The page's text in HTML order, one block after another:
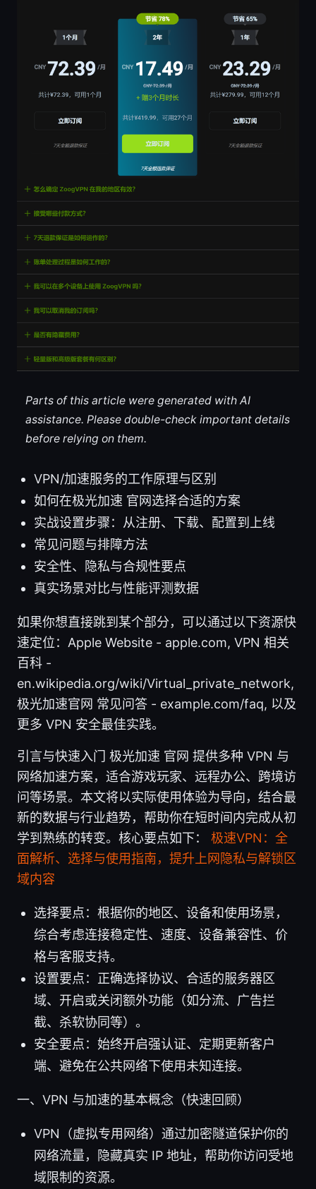
Parts of this article were generated with AI
assistance. Please double-check important details
before relying on them.
VPN/加速服务的工作原理与区别
如何在极光加速 官网选择合适的方案
实战设置步骤：从注册、下载、配置到上线
常见问题与排障方法
安全性、隐私与合规性要点
真实场景对比与性能评测数据
如果你想直接跳到某个部分，可以通过以下资源快
速定位：Apple Website - apple.com, VPN 相关
百科 -
en.wikipedia.org/wiki/Virtual_private_network,
极光加速官网 常见问答 - example.com/faq, 以及
更多 VPN 安全最佳实践。
引言与快速入门 极光加速 官网 提供多种 VPN 与
网络加速方案，适合游戏玩家、远程办公、跨境访
问等场景。本文将以实际使用体验为导向，结合最
新的数据与行业趋势，帮助你在短时间内完成从初
学到熟练的转变。核心要点如下： 极速VPN：全
面解析、选择与使用指南，提升上网隐私与解锁区
域内容
选择要点：根据你的地区、设备和使用场景，
综合考虑连接稳定性、速度、设备兼容性、价
格与客服支持。
设置要点：正确选择协议、合适的服务器区
域、开启或关闭额外功能（如分流、广告拦
截、杀软协同等）。
安全要点：始终开启强认证、定期更新客户
端、避免在公共网络下使用未知连接。
一、VPN 与加速的基本概念（快速回顾）
VPN（虚拟专用网络）通过加密隧道保护你的
网络流量，隐藏真实 IP 地址，帮助你访问受地
域限制的资源。